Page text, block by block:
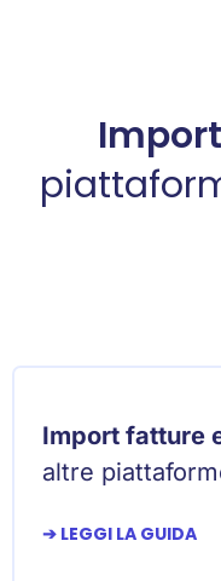
Import
Import fatture
altre
➔ LEGGI LA GUIDA